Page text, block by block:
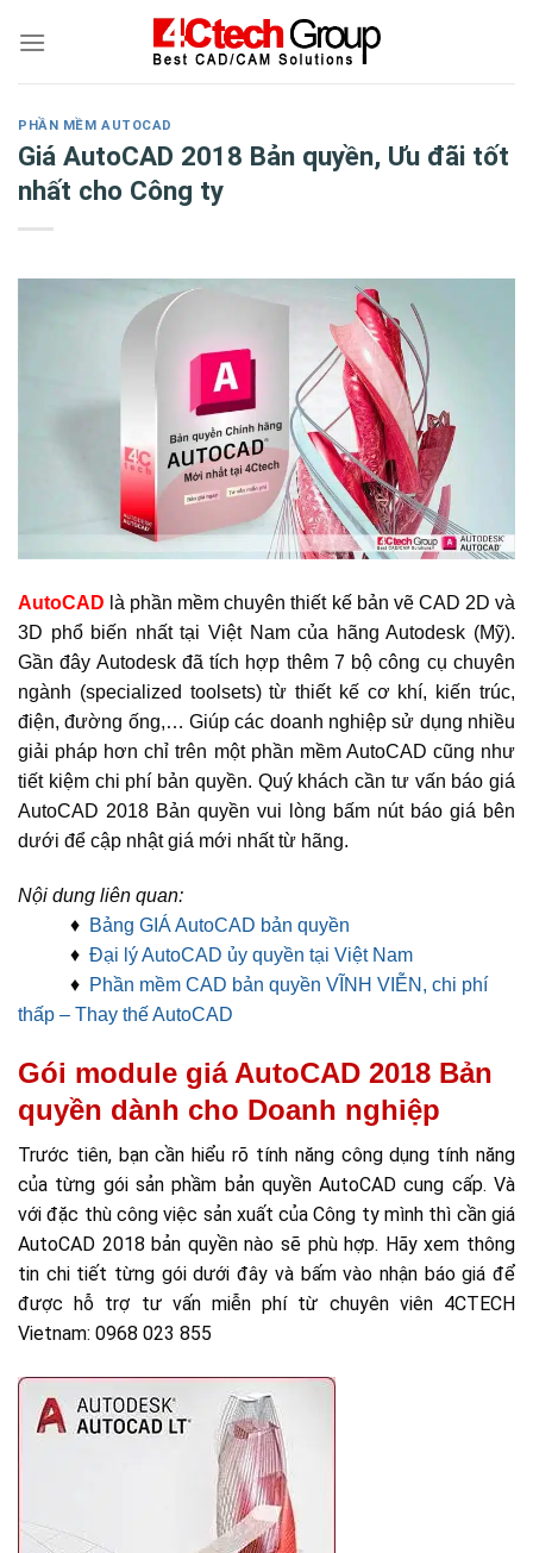
PHẦN MỀM AUTOCAD
Giá AutoCAD 2018 Bản quyền, Ưu đãi tốt
nhất cho Công ty
AutoCAD là phần mềm chuyên thiết kế bản vẽ CAD 2D và
3D phổ biến nhất tại Việt Nam của hãng Autodesk (Mỹ).
Gần đây Autodesk đã tích hợp thêm 7 bộ công cụ chuyên
ngành (specialized toolsets) từ thiết kế cơ khí, kiến trúc,
điện, đường ống,… Giúp các doanh nghiệp sử dụng nhiều
giải pháp hơn chỉ trên một phần mềm AutoCAD cũng như
tiết kiệm chi phí bản quyền. Quý khách cần tư vấn báo giá
AutoCAD 2018 Bản quyền vui lòng bấm nút báo giá bên
dưới để cập nhật giá mới nhất từ hãng.
Nội dung liên quan:
♦ Bảng GIÁ AutoCAD bản quyền
♦ Đại lý AutoCAD ủy quyền tại Việt Nam
♦ Phần mềm CAD bản quyền VĨNH VIỄN, chi phí
thấp – Thay thế AutoCAD
Gói module giá AutoCAD 2018 Bản
quyền dành cho Doanh nghiệp
Trước tiên, bạn cần hiểu rõ tính năng công dụng tính năng
của từng gói sản phầm bản quyền AutoCAD cung cấp. Và
với đặc thù công việc sản xuất của Công ty mình thì cần giá
AutoCAD 2018 bản quyền nào sẽ phù hợp. Hãy xem thông
tin chi tiết từng gói dưới đây và bấm vào nhận báo giá để
được hỗ trợ tư vấn miễn phí từ chuyên viên 4CTECH
Vietnam: 0968 023 855